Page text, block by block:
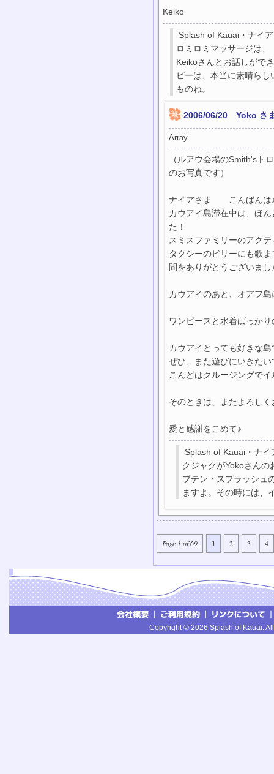
Keiko
Splash of Kauai・ナイ
ロミロミマッサージは
Keikoさんとお話しがで
ビーは、本当に素晴ら
ものね。
2006/06/20 Yoko さ
Array
（ルアウ会場のSmith'sト
のお写真です）
ナイアさま こんばんは
カウアイ島滞在中は、ほ
た！
スミスファミリーのアク
タクシーのビリーにも歌
間をありがとうございま
カウアイのあと、オアフ
ワンピースと水着ばっか
カウアイとっても好きな島
ぜひ、また遊びにいきたい
こんどはクルージングで
そのときは、またよろし
愛と感謝をこめて♪
Splash of Kauai・ナイ
クジャクがYokoさん
プテン・スプラッシュ
ますよ。その時には、
Page 1 of 69 1 2 3 4
Copyright © 2026 Splash of Kauai.